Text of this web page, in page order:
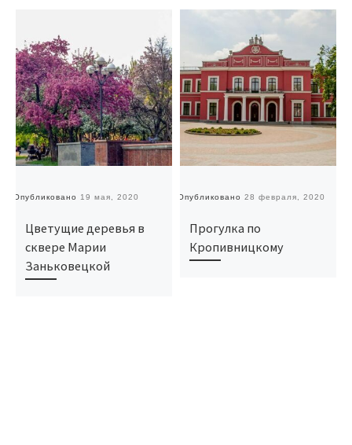
Опубликовано 19 мая, 2020
Цветущие деревья в
сквере Марии
Заньковецкой
Опубликовано 28 февраля, 2020
Прогулка по
Кропивницкому